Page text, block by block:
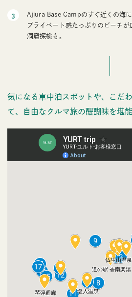
Ajiura Base Campのすぐ近くの海
プライベート感たっぷりのビーチが
洞窟探検も。
気になる車中泊スポットや、こだ
て、自由なクルマ旅の醍醐味を堪